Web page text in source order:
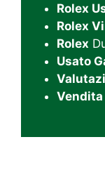
Rolex
Rolex
Rolex
Usato
Vendita